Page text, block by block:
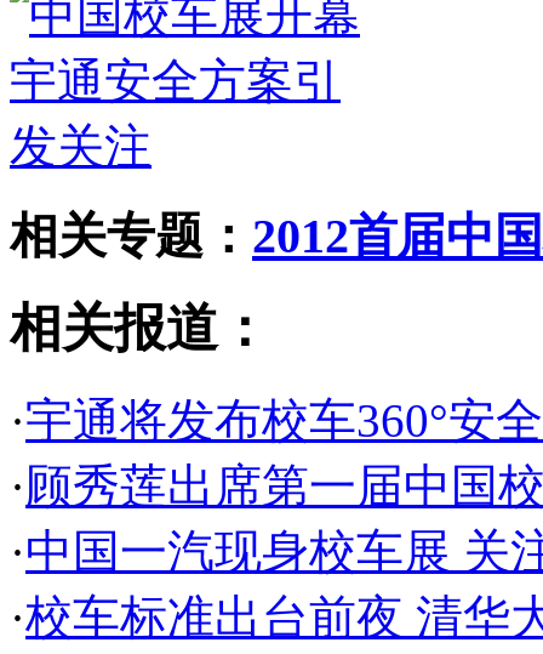
相关专题： 2012首届中
相关报道：
·宇通将发布校车360°安
·顾秀莲出席第一届中国
·中国一汽现身校车展 关
·校车标准出台前夜 清华